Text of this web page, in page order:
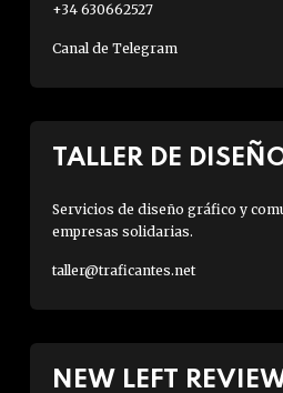
+34 630662527
Canal de Telegram
TALLER DE
Servicios de diseño gráfico y
empresas solidarias.
taller@traficantes.net
NEW LEFT